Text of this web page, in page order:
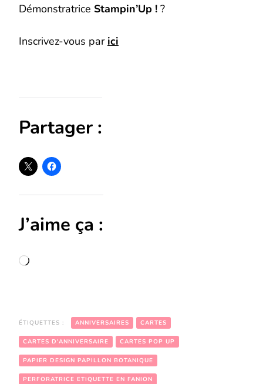
Démonstratrice Stampin’Up ! ?
Inscrivez-vous par ici
Partager :
J’aime ça :
Chargement…
ÉTIQUETTES : ANNIVERSAIRES CARTES
CARTES D'ANNIVERSAIRE CARTES POP UP
PAPIER DESIGN PAPILLON BOTANIQUE
PERFORATRICE ETIQUETTE EN FANION